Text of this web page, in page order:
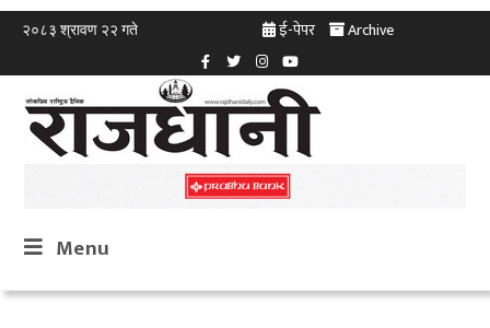
२०८३ श्रावण २२ गते ई-पेपर Archive
Menu